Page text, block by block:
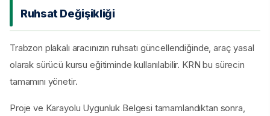
Ruhsat Değişikliği
Trabzon plakalı aracınızın ruhsatı güncellendiğinde, araç yasal
olarak sürücü kursu eğitiminde kullanılabilir. KRN bu sürecin
tamamını yönetir.
Proje ve Karayolu Uygunluk Belgesi tamamlandıktan sonra,